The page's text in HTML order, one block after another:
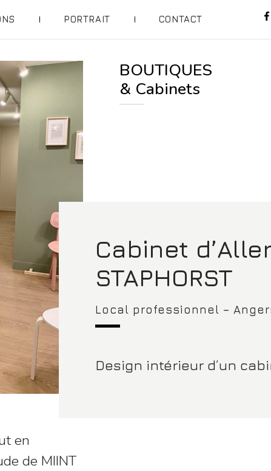
PORTRAIT CONTACT
en
de MIINT
BOUTIQUES
& Cabinets
Cabinet
STAPHORST
Local professionnel –
Design intérieur d’un